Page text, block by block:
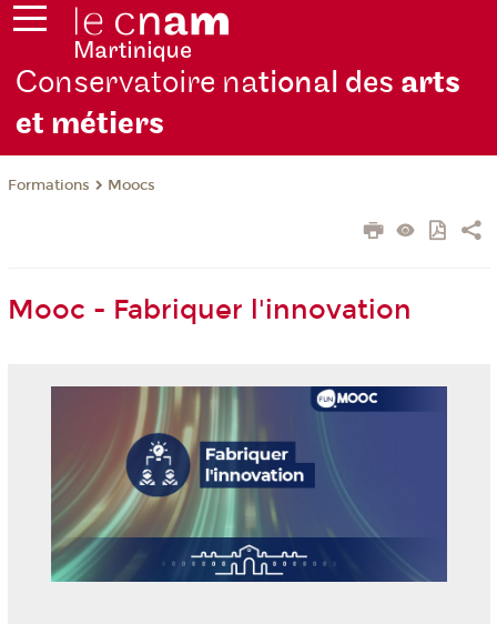
Conservatoire national des arts
et métiers
Formations Moocs
Mooc - Fabriquer l'innovation